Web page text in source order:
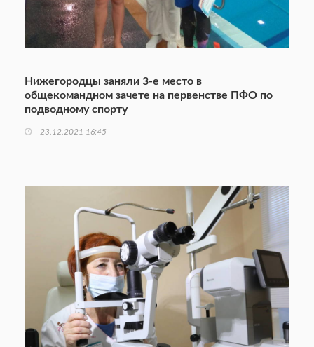
Нижегородцы заняли 3-е место в
общекомандном зачете на первенстве ПФО по
подводному спорту
23.12.2021 16:45